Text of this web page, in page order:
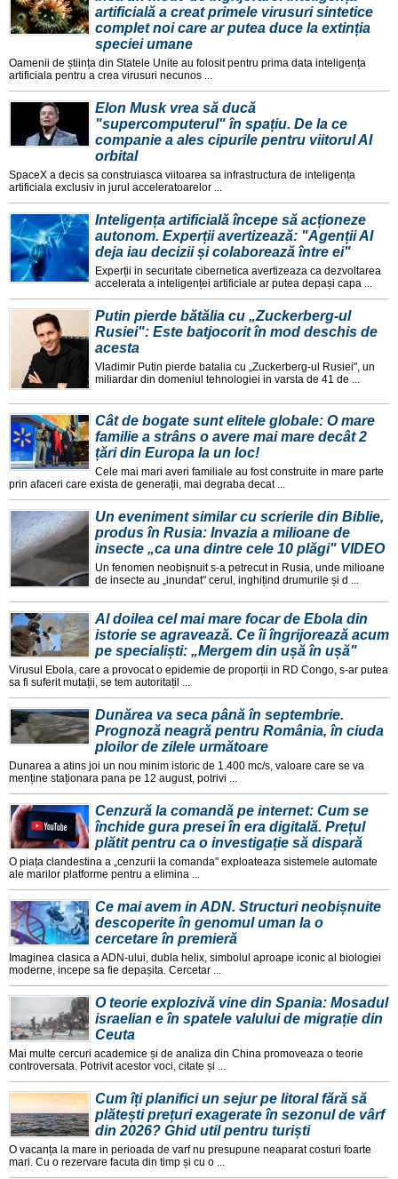
artificială a creat primele virusuri sintetice
complet noi care ar putea duce la extinția
speciei umane
Oamenii de știința din Statele Unite au folosit pentru prima data inteligența
artificiala pentru a crea virusuri necunos ...
Elon Musk vrea să ducă
"supercomputerul" în spațiu. De la ce
companie a ales cipurile pentru viitorul AI
orbital
SpaceX a decis sa construiasca viitoarea sa infrastructura de inteligența
artificiala exclusiv in jurul acceleratoarelor ...
Inteligența artificială începe să acționeze
autonom. Experții avertizează: "Agenții AI
deja iau decizii și colaborează între ei"
Experții in securitate cibernetica avertizeaza ca dezvoltarea
accelerata a inteligenței artificiale ar putea depași capa ...
Putin pierde bătălia cu „Zuckerberg-ul
Rusiei": Este batjocorit în mod deschis de
acesta
Vladimir Putin pierde batalia cu „Zuckerberg-ul Rusiei", un
miliardar din domeniul tehnologiei in varsta de 41 de ...
Cât de bogate sunt elitele globale: O mare
familie a strâns o avere mai mare decât 2
țări din Europa la un loc!
Cele mai mari averi familiale au fost construite in mare parte
prin afaceri care exista de generații, mai degraba decat ...
Un eveniment similar cu scrierile din Biblie,
produs în Rusia: Invazia a milioane de
insecte „ca una dintre cele 10 plăgi" VIDEO
Un fenomen neobișnuit s-a petrecut in Rusia, unde milioane
de insecte au „inundat" cerul, inghițind drumurile și d ...
Al doilea cel mai mare focar de Ebola din
istorie se agravează. Ce îi îngrijorează acum
pe specialiști: „Mergem din ușă în ușă"
Virusul Ebola, care a provocat o epidemie de proporții in RD Congo, s-ar putea
sa fi suferit mutații, se tem autoritațil ...
Dunărea va seca până în septembrie.
Prognoză neagră pentru România, în ciuda
ploilor de zilele următoare
Dunarea a atins joi un nou minim istoric de 1.400 mc/s, valoare care se va
menține staționara pana pe 12 august, potrivi ...
Cenzură la comandă pe internet: Cum se
închide gura presei în era digitală. Prețul
plătit pentru ca o investigație să dispară
O piața clandestina a „cenzurii la comanda" exploateaza sistemele automate
ale marilor platforme pentru a elimina ...
Ce mai avem in ADN. Structuri neobișnuite
descoperite în genomul uman la o
cercetare în premieră
Imaginea clasica a ADN-ului, dubla helix, simbolul aproape iconic al biologiei
moderne, incepe sa fie depașita. Cercetar ...
O teorie explozivă vine din Spania: Mosadul
israelian e în spatele valului de migrație din
Ceuta
Mai multe cercuri academice și de analiza din China promoveaza o teorie
controversata. Potrivit acestor voci, citate și ...
Cum îți planifici un sejur pe litoral fără să
plătești prețuri exagerate în sezonul de vârf
din 2026? Ghid util pentru turiști
O vacanța la mare in perioada de varf nu presupune neaparat costuri foarte
mari. Cu o rezervare facuta din timp și cu o ...